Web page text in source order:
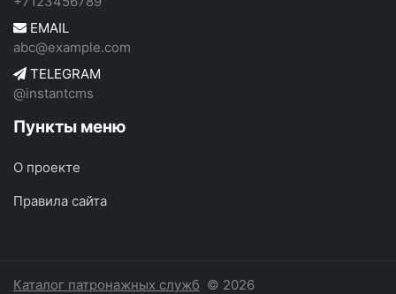
EMAIL
abc@example.com
TELEGRAM
@instantcms
Пункты меню
О проекте
Правила сайта
Каталог патронажных служб © 2026